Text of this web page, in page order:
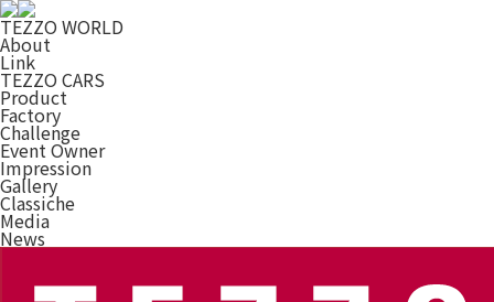
TEZZO WORLD
About
Link
TEZZO CARS
Product
Factory
Challenge
Event Owner
Impression
Gallery
Classiche
Media
News